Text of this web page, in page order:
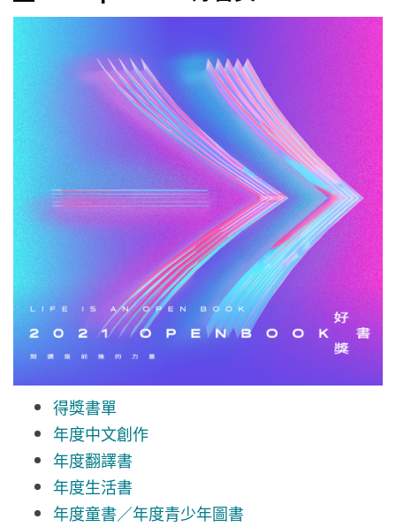
得獎書單
年度中文創作
年度翻譯書
年度生活書
年度童書／年度青少年圖書